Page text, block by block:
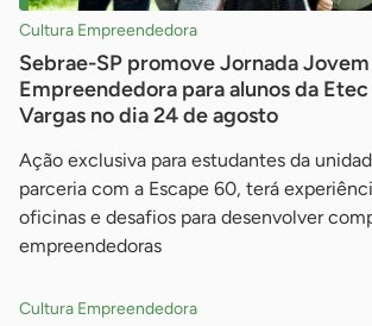
Cultura Empreendedora
Sebrae-SP promove Jornada Jovem
Empreendedora para alunos da
Vargas no dia 24 de agosto
Ação exclusiva para estudantes da
parceria com a Escape 60, terá
oficinas e desafios para desenvolver
empreendedoras
Cultura Empreendedora